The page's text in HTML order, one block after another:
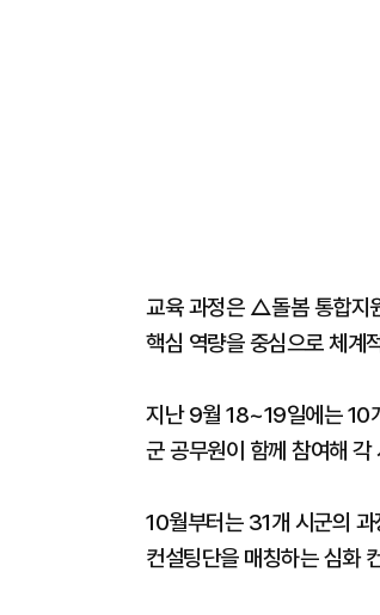
교육 과정은 △돌봄 통합지
핵심 역량을 중심으로 체계
지난 9월 18~19일에는 10
군 공무원이 함께 참여해
10월부터는 31개 시군의
컨설팅단을 매칭하는 심화